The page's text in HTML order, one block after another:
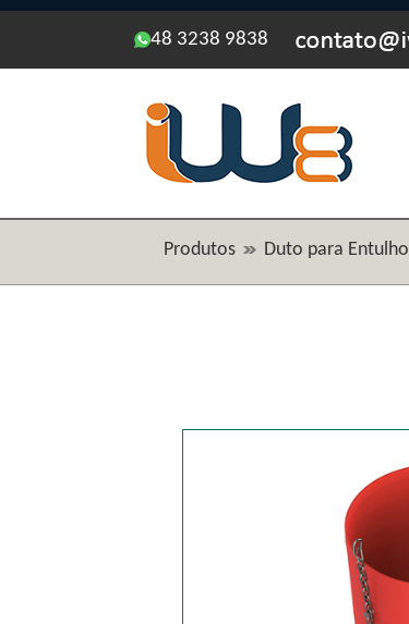
48 3238 9838
Produtos Duto para Entulho